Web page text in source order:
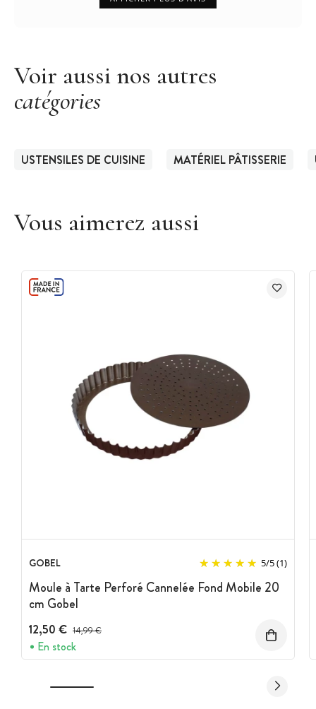
Voir aussi nos autres
catégories
USTENSILES DE CUISINE MATÉRIEL PÂTISSERIE
Vous aimerez aussi
GOBEL 5/5(1)
Moule à Tarte Perforé Cannelée Fond Mobile 20
cm Gobel
12,50 € Prix avant réduction :
14,99 €
En stock